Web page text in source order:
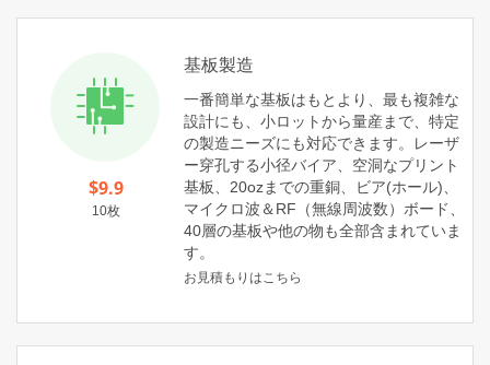
$9.9
10枚
基板製造
一番簡単な基板はもとより、最も複雑な
設計にも、小ロットから量産まで、特定
の製造ニーズにも対応できます。レーザ
ー穿孔する小径バイア、空洞なプリント
基板、20ozまでの重銅、ビア(ホール)、
マイクロ波＆RF（無線周波数）ボード、
40層の基板や他の物も全部含まれていま
す。
お見積もりはこちら